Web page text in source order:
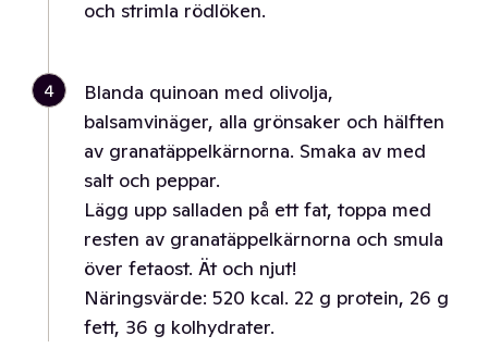
och strimla rödlöken.
4
Blanda quinoan med olivolja,
balsamvinäger, alla grönsaker och hälften
av granatäppelkärnorna. Smaka av med
salt och peppar.
Lägg upp salladen på ett fat, toppa med
resten av granatäppelkärnorna och smula
över fetaost. Ät och njut!
Näringsvärde: 520 kcal. 22 g protein, 26 g
fett, 36 g kolhydrater.